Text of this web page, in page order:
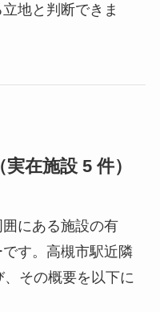
地と判断できま
在施設 5 件）
にある施設の有
す。高槻市駅近隣
その概要を以下に